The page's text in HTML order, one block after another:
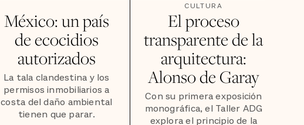
México: un país
de ecocidios
autorizados
La tala clandestina y los
permisos inmobiliarios a
costa del daño ambiental
tienen que parar.
CULTURA
El proceso
transparente de la
arquitectura:
Alonso de Garay
Con su primera exposición
monográfica, el Taller ADG
explora el principio de la